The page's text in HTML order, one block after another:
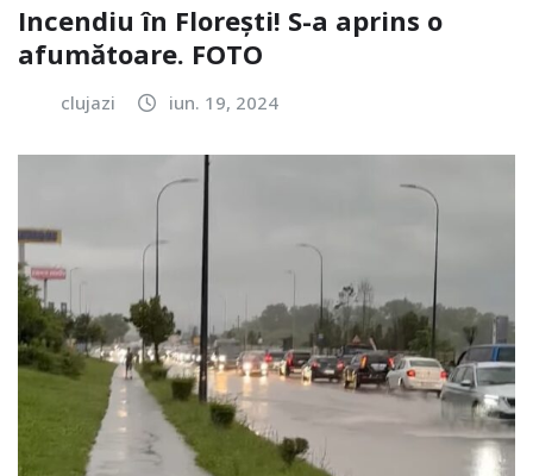
Incendiu în Florești! S-a aprins o
afumătoare. FOTO
clujazi iun. 19, 2024